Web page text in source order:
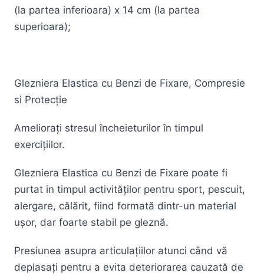
(la partea inferioara) x 14 cm (la partea
superioara);
Glezniera Elastica cu Benzi de Fixare, Compresie
si Protecție
Ameliorați stresul încheieturilor în timpul
exercițiilor.
Glezniera Elastica cu Benzi de Fixare poate fi
purtat in timpul activităților pentru sport, pescuit,
alergare, călărit, fiind formată dintr-un material
ușor, dar foarte stabil pe gleznă.
Presiunea asupra articulațiilor atunci când vă
deplasați pentru a evita deteriorarea cauzată de